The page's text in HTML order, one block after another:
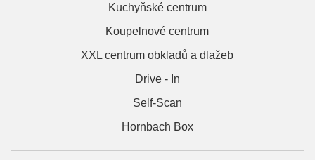
Kuchyňské centrum
Koupelnové centrum
XXL centrum obkladů a dlažeb
Drive - In
Self-Scan
Hornbach Box